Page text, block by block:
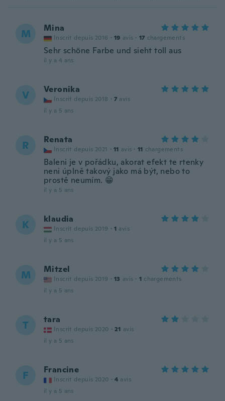
M Mina
Inscrit depuis 2016 · 19 avis · 17 chargements
Sehr schöne Farbe und sieht toll aus
il y a 4 ans
V Veronika
Inscrit depuis 2018 · 7 avis
il y a 5 ans
R Renata
Inscrit depuis 2021 · 11 avis · 11 chargements
Baleni je v pořádku, akorat efekt te rtenky
neni úplně takový jako má být, nebo to
prostě neumím. 😁
il y a 5 ans
K klaudia
Inscrit depuis 2019 · 1 avis
il y a 5 ans
M Mitzel
Inscrit depuis 2019 · 13 avis · 1 chargements
il y a 5 ans
T tara
Inscrit depuis 2020 · 21 avis
il y a 5 ans
F Francine
Inscrit depuis 2020 · 4 avis
il y a 5 ans